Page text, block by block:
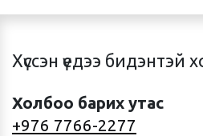
Хүссэн үедээ бидэнтэй
Холбоо барих утас
+976 7766-2277